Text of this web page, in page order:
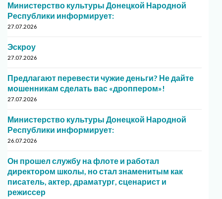
Министерство культуры Донецкой Народной
Республики информирует:
27.07.2026
Эскроу
27.07.2026
Предлагают перевести чужие деньги? Не дайте
мошенникам сделать вас «дроппером»!
27.07.2026
Министерство культуры Донецкой Народной
Республики информирует:
26.07.2026
Он прошел службу на флоте и работал
директором школы, но стал знаменитым как
писатель, актер, драматург, сценарист и
режиссер